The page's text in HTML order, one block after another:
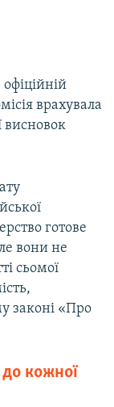
врахувала
висновок
готове
вони не
сьомої
законі «Про
кожної